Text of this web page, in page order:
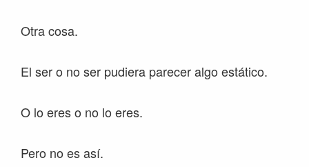
Otra cosa.
El ser o no ser pudiera parecer algo estático.
O lo eres o no lo eres.
Pero no es así.